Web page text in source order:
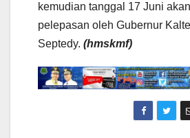
kemudian tanggal 17 Juni
pelepasan oleh Gubernur
Septedy. (hmskmf)